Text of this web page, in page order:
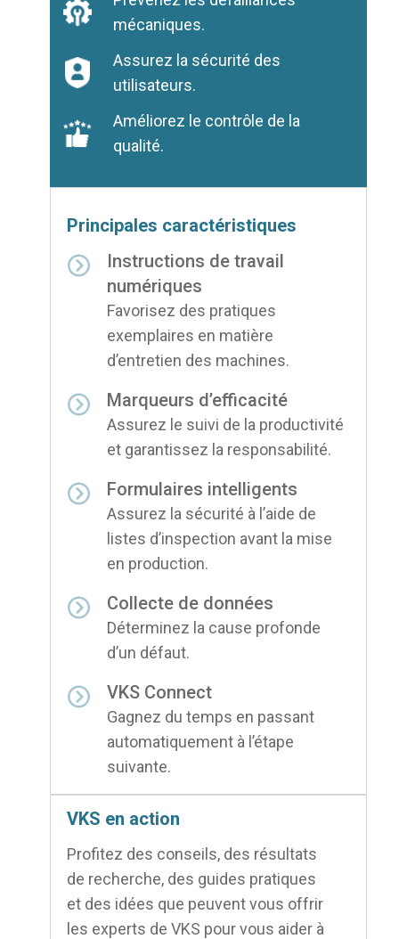
mécaniques.
Assurez la sécurité des
utilisateurs.
Améliorez le contrôle de la
qualité.
Principales caractéristiques
Instructions de travail
numériques
Favorisez des pratiques
exemplaires en matière
d’entretien des machines.
Marqueurs d’efficacité
Assurez le suivi de la productivité
et garantissez la responsabilité.
Formulaires intelligents
Assurez la sécurité à l’aide de
listes d’inspection avant la mise
en production.
Collecte de données
Déterminez la cause profonde
d’un défaut.
VKS Connect
Gagnez du temps en passant
automatiquement à l’étape
suivante.
VKS en action
Profitez des conseils, des résultats
de recherche, des guides pratiques
et des idées que peuvent vous offrir
les experts de VKS pour vous aider à